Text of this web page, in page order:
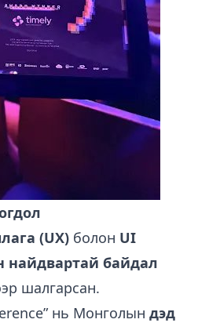
(UX) болон UI
найдвартай байдал
шалгарсан.
нь Монголын дэд